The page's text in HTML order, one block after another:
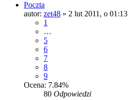
Poczta
autor: zet48 » 2 lut 2011, o 01:13
1
…
5
6
7
8
9
Ocena: 7.84%
80 Odpowiedzi